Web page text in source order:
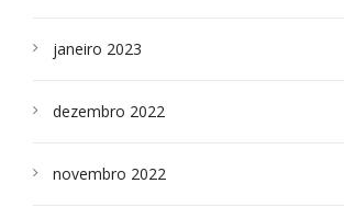
janeiro 2023
dezembro 2022
novembro 2022